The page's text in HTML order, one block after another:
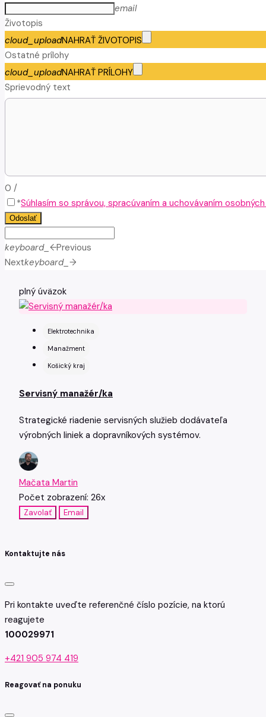
email
Životopis
cloud_uploadNAHRAŤ ŽIVOTOPIS
Ostatné prílohy
cloud_uploadNAHRAŤ PRÍLOHY
Sprievodný text
0 /
*Súhlasím so správou, spracúvaním a uchovávaním
Odoslať
keyboard_arrow_leftPrevious
Nextkeyboard_arrow_right
plný úväzok
Elektrotechnika
Manažment
Košický kraj
Servisný manažér/ka
Strategické riadenie servisných služieb dodávateľa
výrobných liniek a dopravníkových systémov.
Mačata Martin
Počet zobrazení: 26x
Zavolať Email
Kontaktujte nás
Pri kontakte uveďte referenčné číslo pozície, na ktorú
reagujete
100029971
+421 905 974 419
Reagovať na ponuku